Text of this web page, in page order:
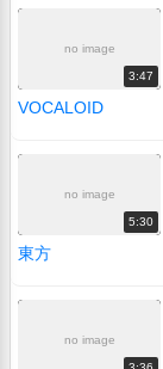
no image
3:47
VOCALOID
no image
5:30
東方
no image